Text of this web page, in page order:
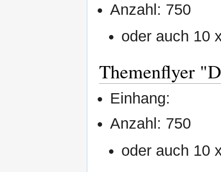
Anzahl: 750
oder auch 10
Themenflyer
Einhang:
Anzahl: 750
oder auch 10